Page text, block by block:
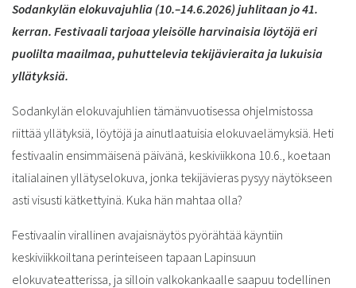
Sodankylän elokuvajuhlia (10.–14.6.2026) juhlitaan jo 41.
kerran. Festivaali tarjoaa yleisölle harvinaisia löytöjä eri
puolilta maailmaa, puhuttelevia tekijävieraita ja lukuisia
yllätyksiä.
Sodankylän elokuvajuhlien tämänvuotisessa ohjelmistossa
riittää yllätyksiä, löytöjä ja ainutlaatuisia elokuvaelämyksiä. Heti
festivaalin ensimmäisenä päivänä, keskiviikkona 10.6., koetaan
italialainen yllätyselokuva, jonka tekijävieras pysyy näytökseen
asti visusti kätkettyinä. Kuka hän mahtaa olla?
Festivaalin virallinen avajaisnäytös pyörähtää käyntiin
keskiviikkoiltana perinteiseen tapaan Lapinsuun
elokuvateatterissa, ja silloin valkokankaalle saapuu todellinen